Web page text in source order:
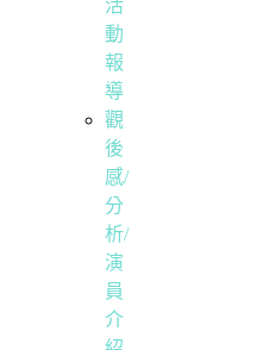
活
動
報
導
觀
後
感/
分
析/
演
員
介